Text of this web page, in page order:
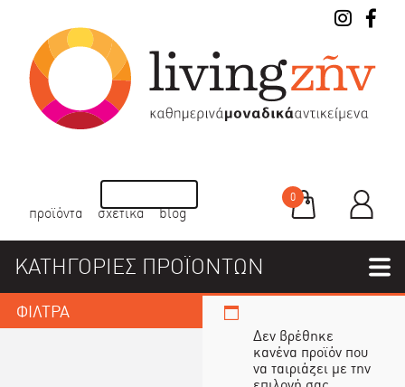
προϊόντα σχετικά blog
0
ΚΑΤΗΓΟΡΙΕΣ ΠΡΟΪΟΝΤΩΝ
ΦΙΛΤΡΑ
Δεν βρέθηκε
κανένα προϊόν που
να ταιριάζει με την